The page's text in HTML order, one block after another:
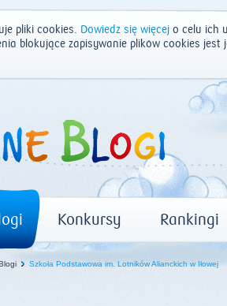
pliki cookies. Dowiedz się więcej o celu ich
blokujące zapisywanie plików cookies
Konkursy Rankingi
Szkoła Podstawowa im. Lotników Alianckich w Iłowej